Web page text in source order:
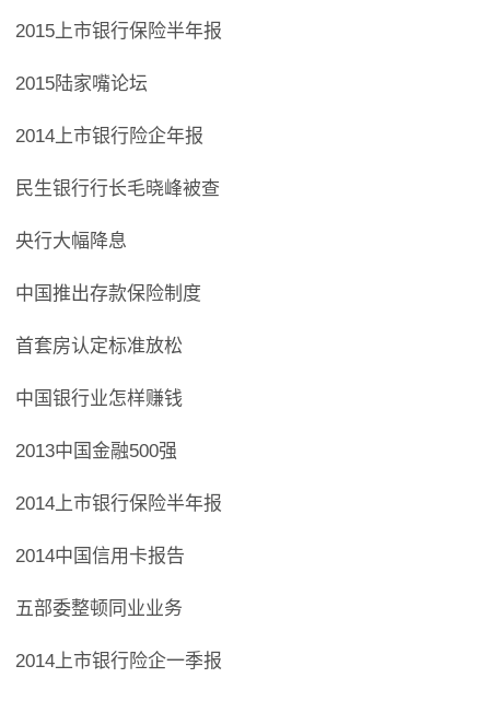
2015上市银行保险半年报
2015陆家嘴论坛
2014上市银行险企年报
民生银行行长毛晓峰被查
央行大幅降息
中国推出存款保险制度
首套房认定标准放松
中国银行业怎样赚钱
2013中国金融500强
2014上市银行保险半年报
2014中国信用卡报告
五部委整顿同业业务
2014上市银行险企一季报